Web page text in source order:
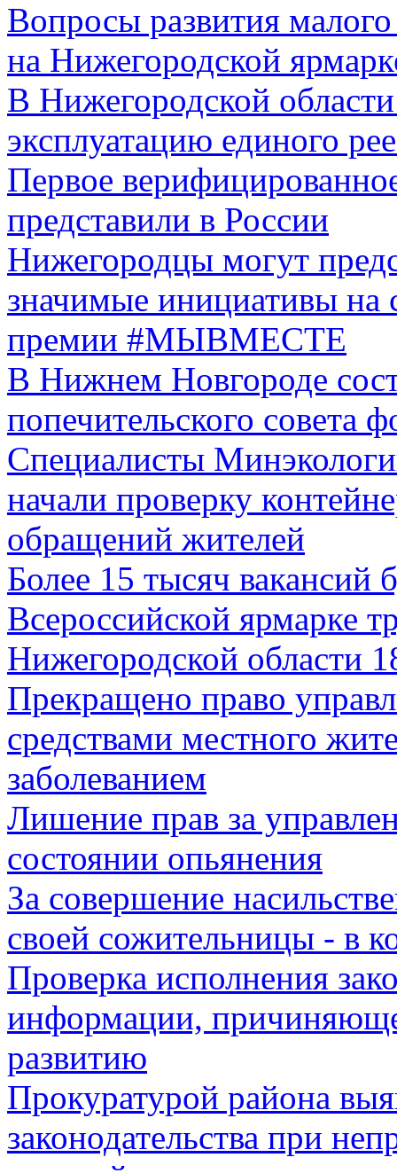
Вопросы развития
на Нижегородской
В Нижегородской
эксплуатацию единого
Первое
представили в России
Нижегородцы могут
значимые инициативы
премии #МЫВМЕСТЕ
В Нижнем Новгороде
попечительского совета
Специалисты
начали проверку
обращений жителей
Более 15 тысяч вакансий
Всероссийской ярмарке
Нижегородской области
Прекращено право
средствами местного
заболеванием
Лишение прав за
состоянии опьянения
За совершение
своей сожительницы - в
Проверка исполнения
информации,
развитию
Прокуратурой района
законодательства при